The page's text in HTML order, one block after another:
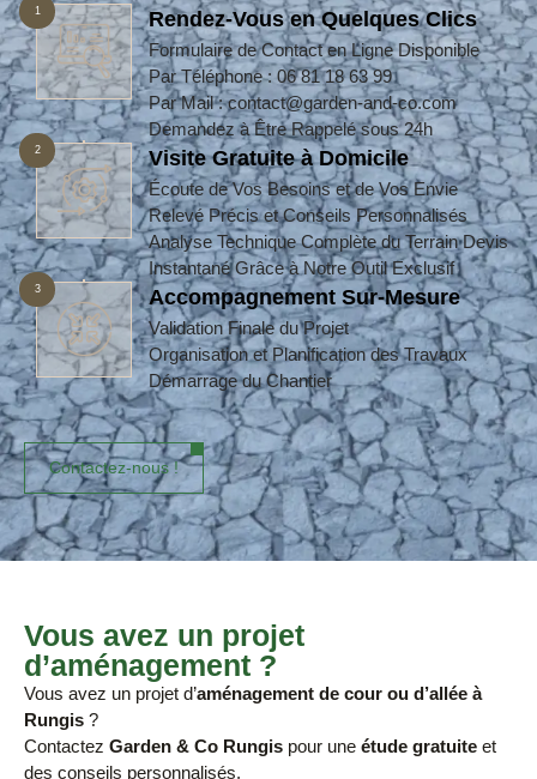
1 Rendez-Vous en Quelques Clics
Formulaire de Contact en Ligne Disponible
Par Téléphone : 06 81 18 63 99
Par Mail : contact@garden-and-co.com
Demandez à Être Rappelé sous 24h
2 Visite Gratuite à Domicile
Écoute de Vos Besoins et de Vos Envie
Relevé Précis et Conseils Personnalisés
Analyse Technique Complète du Terrain Devis
Instantané Grâce à Notre Outil Exclusif
3 Accompagnement Sur-Mesure
Validation Finale du Projet
Organisation et Planification des Travaux
Démarrage du Chantier
Contactez-nous !
Vous avez un projet
d’aménagement ?
Vous avez un projet d’aménagement de cour ou d’allée à
Rungis ?
Contactez Garden & Co Rungis pour une étude gratuite et
des conseils personnalisés.